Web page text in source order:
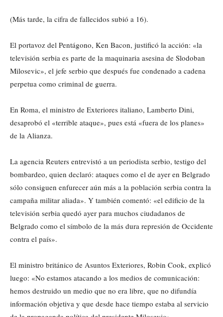
(Más tarde, la cifra de fallecidos subió a 16).
El portavoz del Pentágono, Ken Bacon, justificó la acción: «la
televisión serbia es parte de la maquinaria asesina de Slodoban
Milosevic», el jefe serbio que después fue condenado a cadena
perpetua como criminal de guerra.
En Roma, el ministro de Exteriores italiano, Lamberto Dini,
desaprobó el «terrible ataque», pues está «fuera de los planes»
de la Alianza.
La agencia Reuters entrevistó a un periodista serbio, testigo del
bombardeo, quien declaró: ataques como el de ayer en Belgrado
sólo consiguen enfurecer aún más a la población serbia contra la
campaña militar aliada». Y también comentó: «el edificio de la
televisión serbia quedó ayer para muchos ciudadanos de
Belgrado como el símbolo de la más dura represión de Occidente
contra el país».
El ministro británico de Asuntos Exteriores, Robin Cook, explicó
luego: «No estamos atacando a los medios de comunicación:
hemos destruido un medio que no era libre, que no difundía
información objetiva y que desde hace tiempo estaba al servicio